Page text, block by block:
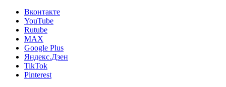
Вконтакте
YouTube
Rutube
MAX
Google Plus
Яндекс.Дзен
TikTok
Pinterest